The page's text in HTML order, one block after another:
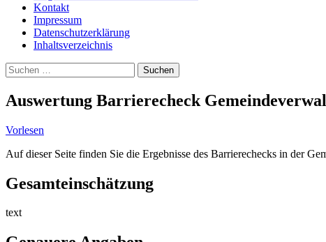
Kontakt
Impressum
Datenschutzerklärung
Inhaltsverzeichnis
Suche
Suchen
nach:
Auswertung Barrierecheck
Vorlesen
Auf dieser Seite finden Sie die Ergebnisse des Barrierechecks in der
Gesamteinschätzung
text